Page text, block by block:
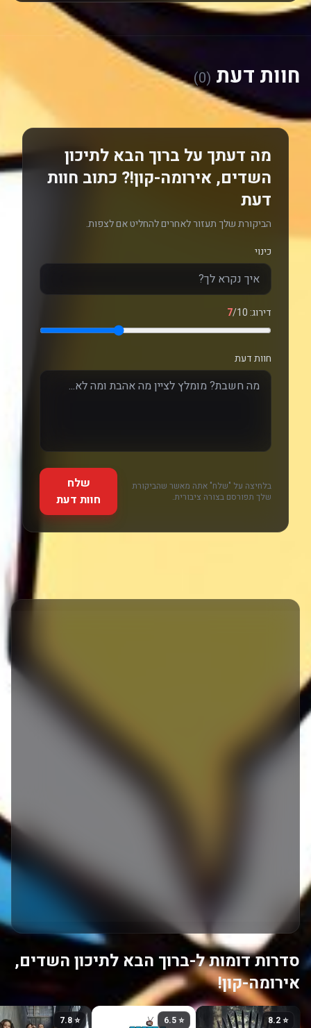
חוות דעת (0)
מה דעתך על ברוך הבא לתיכון
השדים, אירומה-קון!? כתוב חוות
דעת
הביקורת שלך תעזור לאחרים להחליט אם לצפות.
כינוי
דירוג: 7/10
חוות דעת
בלחיצה על "שלח" אתה מאשר שהביקורת
שלך תפורסם בצורה ציבורית.
שלח
חוות דעת
סדרות דומות ל-ברוך הבא לתיכון השדים,
אירומה-קון!
⭐ 8.2
⭐ 6.5
⭐ 7.8